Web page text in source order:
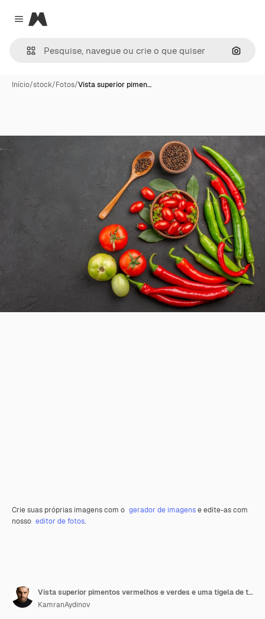
Close menu
Magnific
Início/stock/Fotos/Vista superior pimen…
Crie suas próprias imagens com o gerador de imagense edite-as com
nosso editor de fotos.
Vista superior pimentos vermelhos e verdes e uma tigela de tomates cereja pimenta preta e tomates vermelhos e verdes no lado direito da superfície preta
KamranAydinov